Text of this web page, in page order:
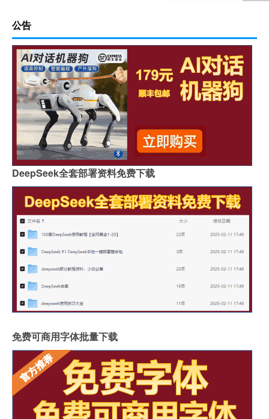
公告
DeepSeek全套部署资料免费下载
免费可商用字体批量下载